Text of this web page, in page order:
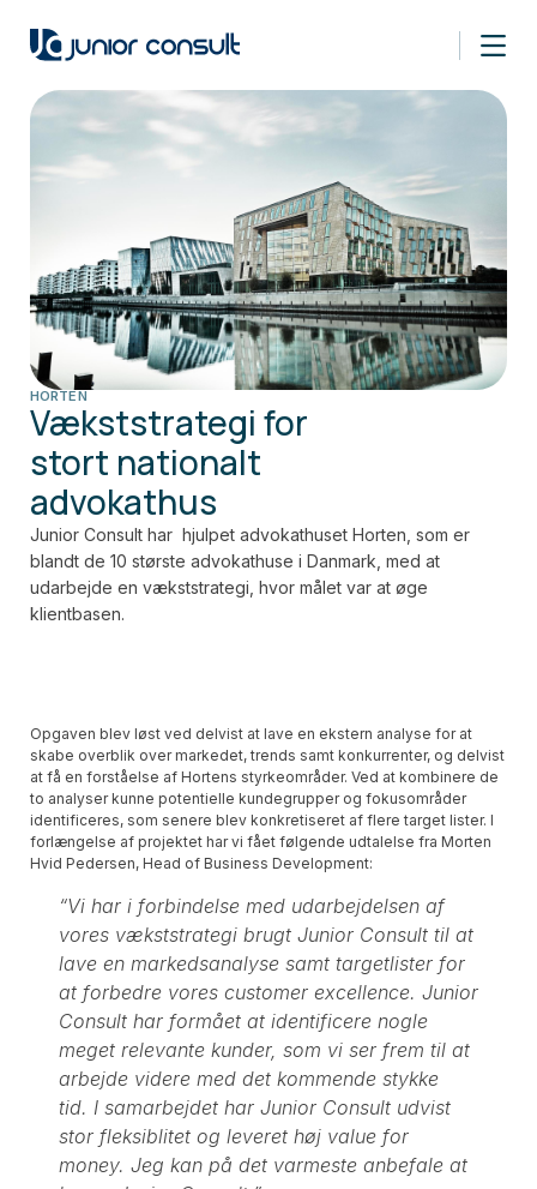
HORTEN
Vækststrategi for
stort nationalt
advokathus
Junior Consult har hjulpet advokathuset Horten, som er
blandt de 10 største advokathuse i Danmark, med at
udarbejde en vækststrategi, hvor målet var at øge
klientbasen.
Opgaven blev løst ved delvist at lave en ekstern analyse for at
skabe overblik over markedet, trends samt konkurrenter, og delvist
at få en forståelse af Hortens styrkeområder. Ved at kombinere de
to analyser kunne potentielle kundegrupper og fokusområder
identificeres, som senere blev konkretiseret af flere target lister. I
forlængelse af projektet har vi fået følgende udtalelse fra Morten
Hvid Pedersen, Head of Business Development:
“Vi har i forbindelse med udarbejdelsen af
vores vækststrategi brugt Junior Consult til at
lave en markedsanalyse samt targetlister for
at forbedre vores customer excellence. Junior
Consult har formået at identificere nogle
meget relevante kunder, som vi ser frem til at
arbejde videre med det kommende stykke
tid. I samarbejdet har Junior Consult udvist
stor fleksiblitet og leveret høj value for
money. Jeg kan på det varmeste anbefale at